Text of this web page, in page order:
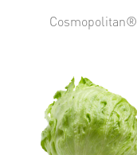
Cosmopolitan®